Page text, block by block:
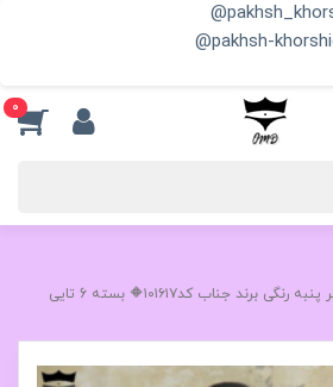
0
زیر پوش مردانه رکابی سوپر پنبه رنگی برند جناب کد۱۰۱۶۱۷🔶 بسته 6 تایی